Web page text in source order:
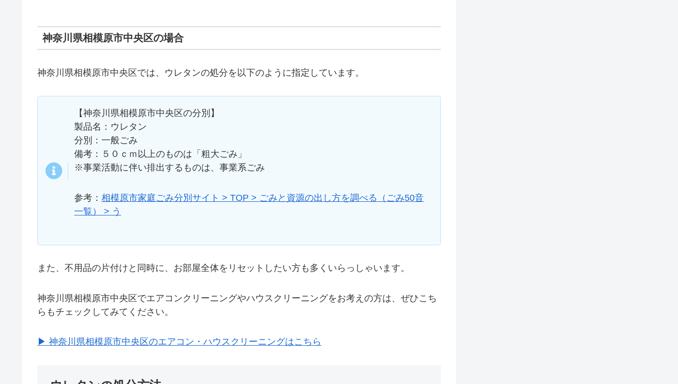
神奈川県相模原市中央区の場合
神奈川県相模原市中央区では、ウレタンの処分を以下のように指定しています。
【神奈川県相模原市中央区の分別】
製品名：ウレタン
分別：一般ごみ
備考：５０ｃｍ以上のものは「粗大ごみ」
※事業活動に伴い排出するものは、事業系ごみ
参考： 相模原市家庭ごみ分別サイト > TOP > ごみと資源の出し方を調べる（ごみ50音
一覧） > う
また、不用品の片付けと同時に、お部屋全体をリセットしたい方も多くいらっしゃいます。
神奈川県相模原市中央区でエアコンクリーニングやハウスクリーニングをお考えの方は、ぜひこち
らもチェックしてみてください。
▶ 神奈川県相模原市中央区のエアコン・ハウスクリーニングはこちら